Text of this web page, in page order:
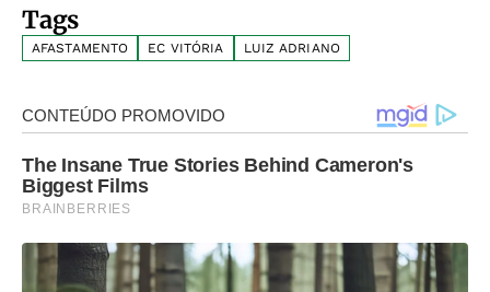
Tags
AFASTAMENTO EC VITÓRIA LUIZ ADRIANO